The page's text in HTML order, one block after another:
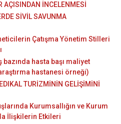
AÇISINDAN İNCELENMESİ
SİVİL SAVUNMA
Çatışma Yönetim Stilleri
hasta başı maliyet
hastanesi örneği)
TURİZMİNİN GELİŞİMİNİ
Kurumsallığın ve Kurum
İlişkilerin Etkileri